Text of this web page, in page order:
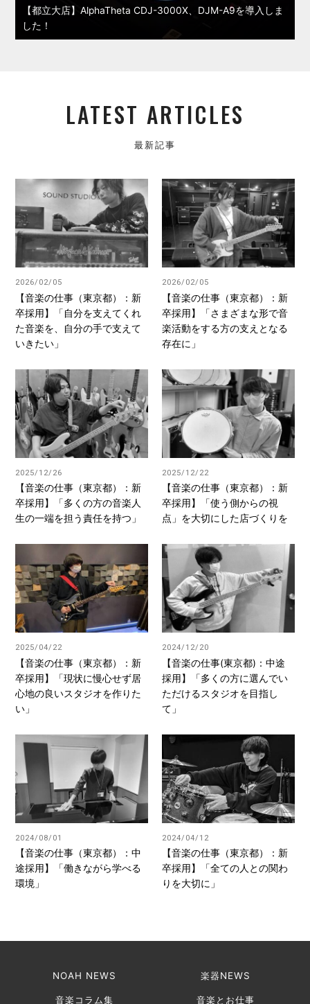
【都立大店】AlphaTheta CDJ-3000X、DJM-A9を導入しま
した！
LATEST ARTICLES
最新記事
2026/02/05
【音楽の仕事（東京都）：新
卒採用】「自分を支えてくれ
た音楽を、自分の手で支えて
いきたい」
2026/02/05
【音楽の仕事（東京都）：新
卒採用】「さまざまな形で音
楽活動をする方の支えとなる
存在に」
2025/12/26
【音楽の仕事（東京都）：新
卒採用】「多くの方の音楽人
生の一端を担う責任を持つ」
2025/12/22
【音楽の仕事（東京都）：新
卒採用】「使う側からの視
点」を大切にした店づくりを
2025/04/22
【音楽の仕事（東京都）：新
卒採用】「現状に慢心せず居
心地の良いスタジオを作りた
い」
2024/12/20
【音楽の仕事(東京都)：中途
採用】「多くの方に選んでい
ただけるスタジオを目指し
て」
2024/08/01
【音楽の仕事（東京都）：中
途採用】「働きながら学べる
環境」
2024/04/12
【音楽の仕事（東京都）：新
卒採用】「全ての人との関わ
りを大切に」
NOAH NEWS 楽器NEWS
音楽コラム集 音楽とお仕事